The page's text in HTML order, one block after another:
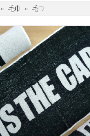
» 毛巾 » 毛巾